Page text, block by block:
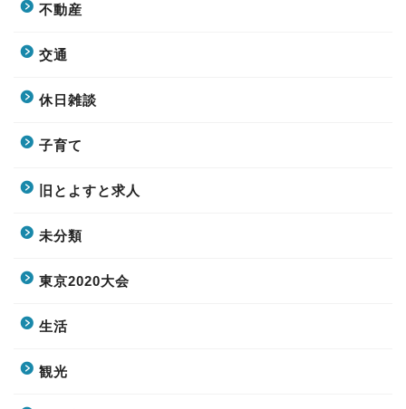
不動産
交通
休日雑談
子育て
旧とよすと求人
未分類
東京2020大会
生活
観光